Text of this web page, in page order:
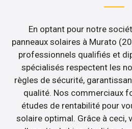
En optant pour notre
panneaux solaires à Murato
professionnels qualifiés et
spécialisés respectent les
règles de sécurité,
qualité. Nos commerciaux
études de rentabilité pour
solaire optimal. Grâce à ceci,